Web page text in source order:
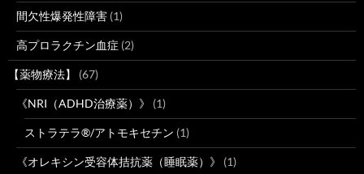
間欠性爆発性障害 (1)
高プロラクチン血症 (2)
【薬物療法】 (67)
《NRI（ADHD治療薬）》 (1)
ストラテラ®/アトモキセチン (1)
《オレキシン受容体拮抗薬（睡眠薬）》 (1)